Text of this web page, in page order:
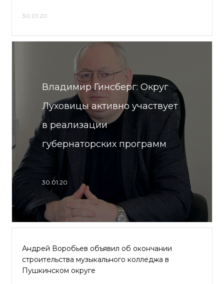
30.01.20
Владимир Гинсберг: Округ
Луховицы активно участвует
в реализации
губернаторских программ
30.01.20
Андрей Воробьев объявил об окончании
строительства музыкального колледжа в
Пушкинском округе